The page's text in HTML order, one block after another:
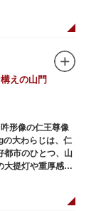
会、クリスマス
能できるイベン
な船体も魅力。
クルーズも行われ
えの山門
形像の仁王尊像
の大わらじは、仁
都市のひとつ、山
大提灯や重厚感あ
のきみまさ）によ